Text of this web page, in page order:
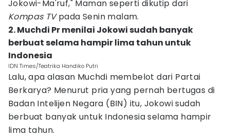
Jokowi-Ma'ruf," Maman seperti dikutip dari
Kompas TVpada Senin malam.
2. Muchdi Pr menilai Jokowi sudah banyak
berbuat selama hampir lima tahun untuk
Indonesia
IDN Times/Teatrika Handiko Putri
Lalu, apa alasan Muchdi membelot dari Partai
Berkarya? Menurut pria yang pernah bertugas di
Badan Intelijen Negara (BIN) itu, Jokowi sudah
berbuat banyak untuk Indonesia selama hampir
lima tahun.